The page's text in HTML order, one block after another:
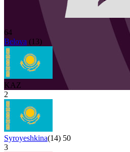
64
Belova (13)
KAZ
2
Syroyeshkina(14) 50
3